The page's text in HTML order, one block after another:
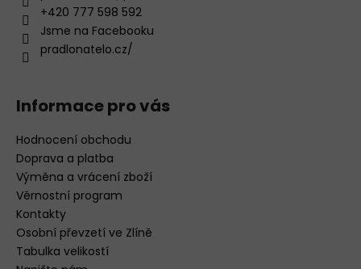
+420 777 598 592
Jsme na Facebooku
pradlonatelo.cz/
Informace pro vás
Hodnocení obchodu
Doprava a platba
Výměna a vrácení zboží
Věrnostní program
Kontakty
Osobní převzetí ve Zlíně
Tabulka velikostí